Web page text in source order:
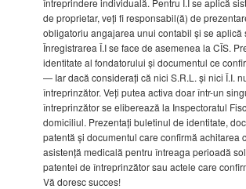
de proprietar, veți fi responsabil(ă) de
obligatoriu angajarea unui contabil și se
Înregistrarea Î.I se face de asemenea la CÎS.
identitate al fondatorului și documentul ce
— Iar dacă considerați că nici S.R.L. și nici Î.I.
întreprinzător. Veți putea activa doar într-un
întreprinzător se eliberează la Inspectoratul
domiciliul. Prezentați buletinul de identitate,
patentă și documentul care confirmă
asistență medicală pentru întreaga perioadă
patentei de întreprinzător sau actele care
Vă doresc succes!